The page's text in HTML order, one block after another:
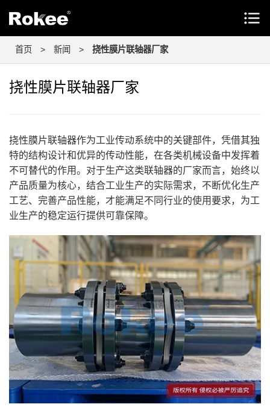
首页 > 新闻 > 挠性膜片联轴器厂家
挠性膜片联轴器厂家
挠性膜片联轴器作为工业传动系统中的关键部件，凭借其独
特的结构设计和优异的传动性能，在各类机械设备中发挥着
不可替代的作用。对于生产这类联轴器的厂家而言，始终以
产品质量为核心，结合工业生产的实际需求，不断优化生产
工艺、完善产品性能，才能满足不同行业的使用要求，为工
业生产的稳定运行提供可靠保障。